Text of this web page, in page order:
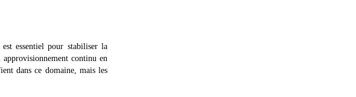
essentiel pour stabiliser la
continu en
dans ce domaine, mais les